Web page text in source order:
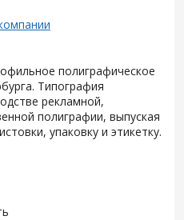
полиграфическое
Типография
рекламной,
полиграфии, выпуская
упаковку и этикетку.